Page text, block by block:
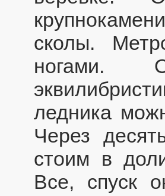
сколы.
ногами.
ледника
Через
стоим в
Все, спуск